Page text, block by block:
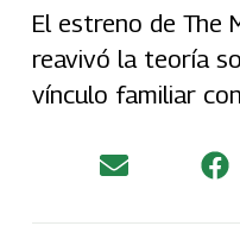
El estreno de The
reavivó la teoría
vínculo familiar